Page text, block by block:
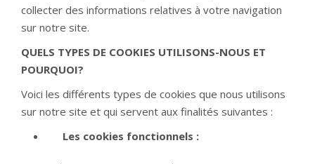
collecter des informations relatives à votre navigation
sur notre site.
QUELS TYPES DE COOKIES UTILISONS-NOUS ET
POURQUOI?
Voici les différents types de cookies que nous utilisons
sur notre site et qui servent aux finalités suivantes :
Les cookies fonctionnels :